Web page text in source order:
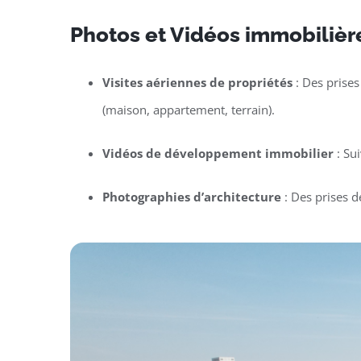
Photos et Vidéos
Visites aériennes de propriétés: Des
(maison, appartement, terrain).
Vidéos de développement immobilier:
Photographies d’architecture: Des prises